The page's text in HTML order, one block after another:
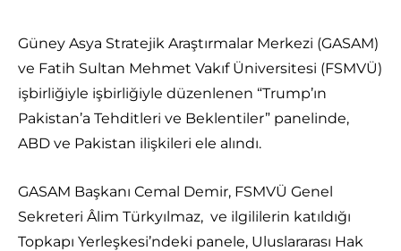
Güney Asya Stratejik Araştırmalar Merkezi (GASAM)
ve Fatih Sultan Mehmet Vakıf Üniversitesi (FSMVÜ)
işbirliğiyle işbirliğiyle düzenlenen “Trump’ın
Pakistan’a Tehditleri ve Beklentiler” panelinde,
ABD ve Pakistan ilişkileri ele alındı.
GASAM Başkanı Cemal Demir, FSMVÜ Genel
Sekreteri Âlim Türkyılmaz, ve ilgililerin katıldığı
Topkapı Yerleşkesi’ndeki panele, Uluslararası Hak